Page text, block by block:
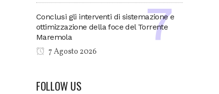
Conclusi gli interventi di sistemazione e
ottimizzazione della foce del Torrente
Maremola
7 Agosto 2026
FOLLOW US